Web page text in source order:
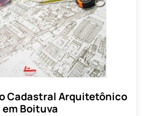
Cadastral Arquitetônico
em Boituva